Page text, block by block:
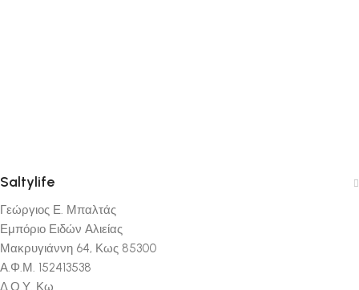
Saltylife
Γεώργιος Ε. Μπαλτάς
Εμπόριο Ειδών Αλιείας
Μακρυγιάννη 64, Κως 85300
Α.Φ.Μ. 152413538
Δ.Ο.Υ. Κω